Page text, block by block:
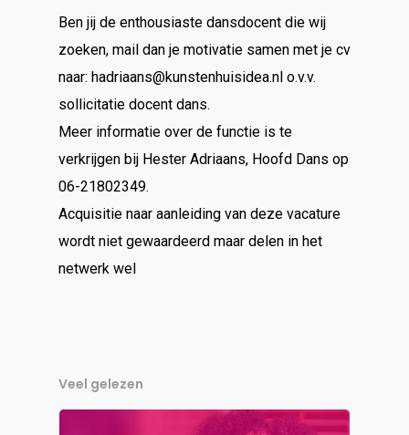
Ben jij de enthousiaste dansdocent die wij
zoeken, mail dan je motivatie samen met je cv
naar: hadriaans@kunstenhuisidea.nl o.v.v.
sollicitatie docent dans.
Meer informatie over de functie is te
verkrijgen bij Hester Adriaans, Hoofd Dans op
06-21802349.
Acquisitie naar aanleiding van deze vacature
wordt niet gewaardeerd maar delen in het
netwerk wel
Veel gelezen